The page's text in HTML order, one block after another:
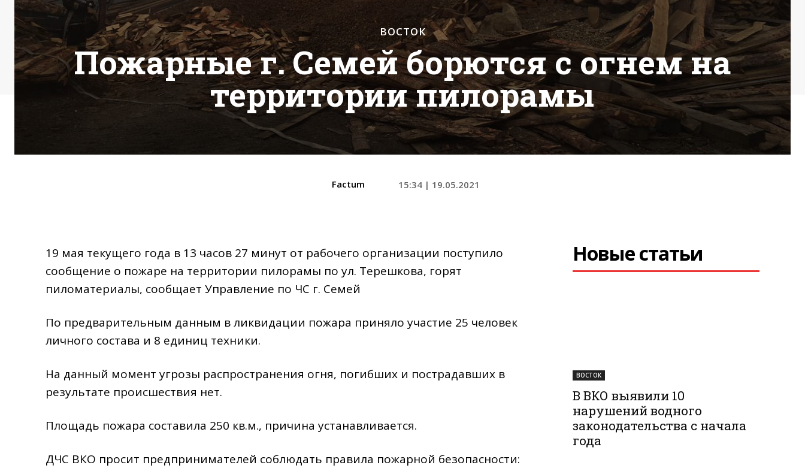
ВОСТОК
Пожарные г. Семей борются с огнем на
территории пилорамы
Factum 15:34 | 19.05.2021
19 мая текущего года в 13 часов 27 минут от рабочего организации поступило
сообщение о пожаре на​ территории пилорамы по ул. Терешкова, горят
пиломатериалы, сообщает Управление по ЧС г. Семей
По предварительным данным в ликвидации пожара приняло участие 25 человек
личного состава и 8 единиц техники.​
На данный момент угрозы распространения огня, погибших и пострадавших в
результате происшествия нет.
Площадь​ пожара составила 250 кв.м., причина устанавливается.
ДЧС ВКО просит предпринимателей соблюдать правила пожарной безопасности:
Новые статьи
ВОСТОК
В ВКО выявили 10
нарушений водного
законодательства с начала
года